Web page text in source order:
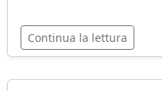
Continua la lettura